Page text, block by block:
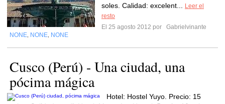
soles. Calidad: excelent...
Leer el
resto
El 25 agosto 2012 por
Gabrielvinante
NONE NONE NONE
Cusco (Perú) - Una ciudad, una
pócima mágica
Hotel: Hostel Yuyo. Precio: 15